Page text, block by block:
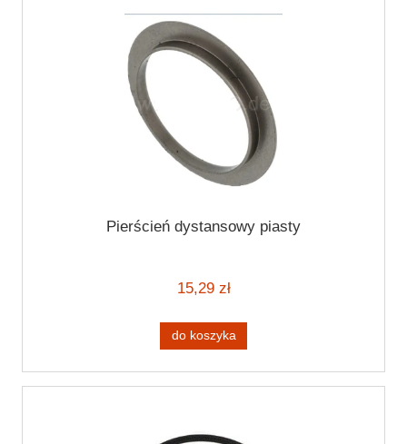
Pierścień dystansowy piasty
15,29 zł
do koszyka